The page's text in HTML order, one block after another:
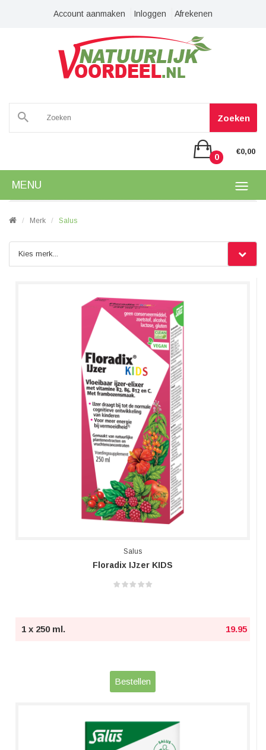
Account aanmaken Inloggen Afrekenen
Zoeken
0
€0,00
MENU
Merk Salus
Kies merk...
Salus
Floradix IJzer KIDS
1 x 250 ml. 19.95
Bestellen